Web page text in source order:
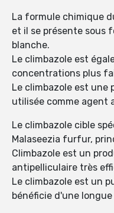
La formule chimique
et il se présente sous
blanche.
Le climbazole est
concentrations plus
Le climbazole est une
utilisée comme agent
Le climbazole cible
Malaseezia furfur,
Climbazole est un
antipelliculaire très
Le climbazole est un
bénéficie d'une